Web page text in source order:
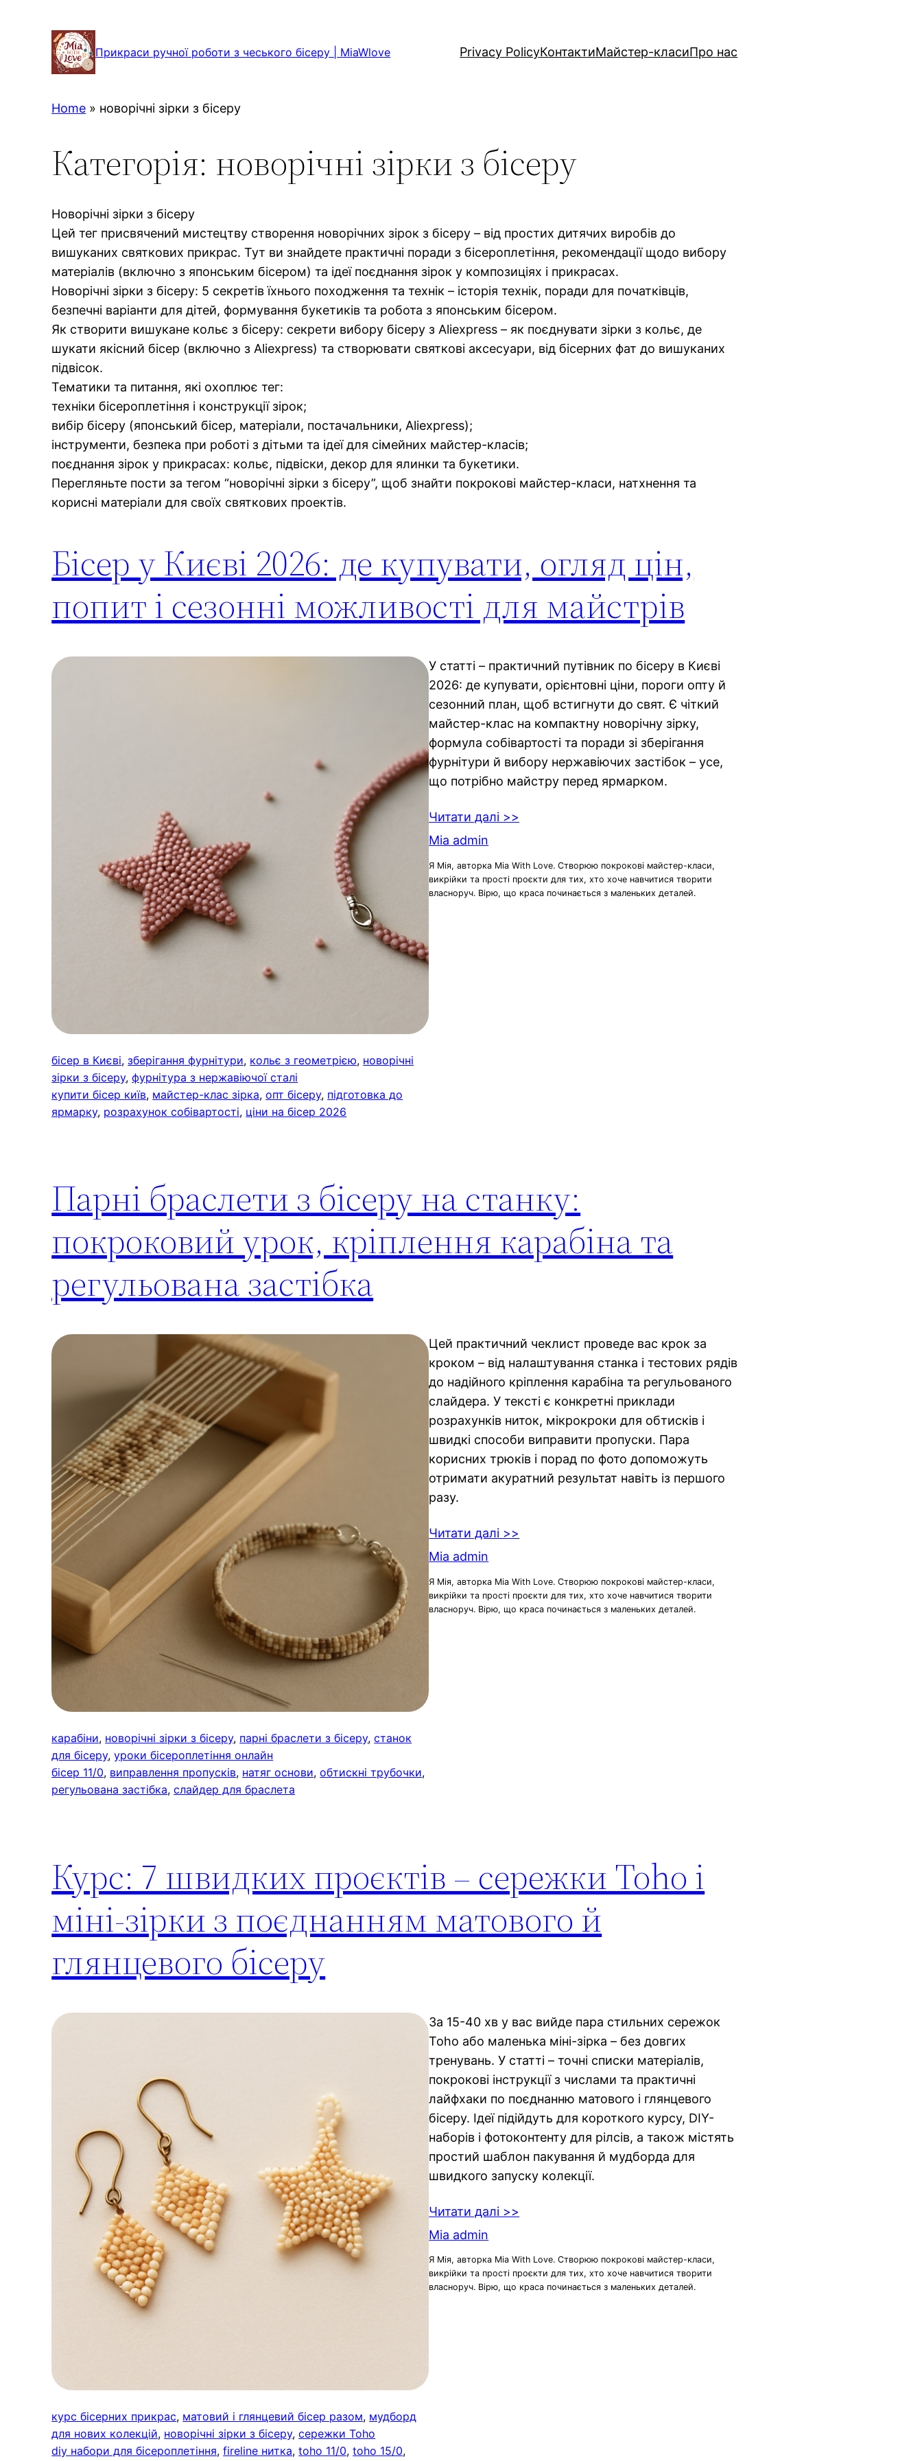
Прикраси ручної роботи з чеського бісеру | MiaWlove Privacy PolicyКонтактиМайстер-класиПро нас
Home » новорічні зірки з бісеру
Категорія: новорічні зірки з бісеру
Новорічні зірки з бісеру
Цей тег присвячений мистецтву створення новорічних зірок з бісеру – від простих дитячих виробів до
вишуканих святкових прикрас. Тут ви знайдете практичні поради з бісероплетіння, рекомендації щодо вибору
матеріалів (включно з японським бісером) та ідеї поєднання зірок у композиціях і прикрасах.
Новорічні зірки з бісеру: 5 секретів їхнього походження та технік – історія технік, поради для початківців,
безпечні варіанти для дітей, формування букетиків та робота з японським бісером.
Як створити вишукане кольє з бісеру: секрети вибору бісеру з Aliexpress – як поєднувати зірки з кольє, де
шукати якісний бісер (включно з Aliexpress) та створювати святкові аксесуари, від бісерних фат до вишуканих
підвісок.
Тематики та питання, які охоплює тег:
техніки бісероплетіння і конструкції зірок;
вибір бісеру (японський бісер, матеріали, постачальники, Aliexpress);
інструменти, безпека при роботі з дітьми та ідеї для сімейних майстер-класів;
поєднання зірок у прикрасах: кольє, підвіски, декор для ялинки та букетики.
Перегляньте пости за тегом “новорічні зірки з бісеру”, щоб знайти покрокові майстер-класи, натхнення та
корисні матеріали для своїх святкових проектів.
Бісер у Києві 2026: де купувати, огляд цін,
попит і сезонні можливості для майстрів
бісер в Києві, зберігання фурнітури, кольє з геометрією, новорічні
зірки з бісеру, фурнітура з нержавіючої сталі
купити бісер київ, майстер-клас зірка, опт бісеру, підготовка до
ярмарку, розрахунок собівартості, ціни на бісер 2026
У статті – практичний путівник по бісеру в Києві
2026: де купувати, орієнтовні ціни, пороги опту й
сезонний план, щоб встигнути до свят. Є чіткий
майстер-клас на компактну новорічну зірку,
формула собівартості та поради зі зберігання
фурнітури й вибору нержавіючих застібок – усе,
що потрібно майстру перед ярмарком.
Читати далі >>
Mia admin
Я Мія, авторка Mia With Love. Створюю покрокові майстер-класи,
викрійки та прості проєкти для тих, хто хоче навчитися творити
власноруч. Вірю, що краса починається з маленьких деталей.
Парні браслети з бісеру на станку:
покроковий урок, кріплення карабіна та
регульована застібка
карабіни, новорічні зірки з бісеру, парні браслети з бісеру, станок
для бісеру, уроки бісероплетіння онлайн
бісер 11/0, виправлення пропусків, натяг основи, обтискні трубочки
регульована застібка, слайдер для браслета
Цей практичний чеклист проведе вас крок за
кроком – від налаштування станка і тестових рядів
до надійного кріплення карабіна та регульованого
слайдера. У тексті є конкретні приклади
розрахунків ниток, мікрокроки для обтисків і
швидкі способи виправити пропуски. Пара
корисних трюків і порад по фото допоможуть
отримати акуратний результат навіть із першого
разу.
Читати далі >>
Mia admin
Я Мія, авторка Mia With Love. Створюю покрокові майстер-класи,
викрійки та прості проєкти для тих, хто хоче навчитися творити
власноруч. Вірю, що краса починається з маленьких деталей.
Курс: 7 швидких проєктів – сережки Toho і
міні-зірки з поєднанням матового й
глянцевого бісеру
курс бісерних прикрас, матовий і глянцевий бісер разом, мудборд
для нових колекцій, новорічні зірки з бісеру, сережки Toho
diy набори для бісероплетіння, fireline нитка, toho 11/0, toho 15/0
За 15-40 хв у вас вийде пара стильних сережок
Toho або маленька міні-зірка – без довгих
тренувань. У статті – точні списки матеріалів,
покрокові інструкції з числами та практичні
лайфхаки по поєднанню матового і глянцевого
бісеру. Ідеї підійдуть для короткого курсу, DIY-
наборів і фотоконтенту для рілсів, а також містять
простий шаблон пакування й мудборда для
швидкого запуску колекції.
Читати далі >>
Mia admin
Я Мія, авторка Mia With Love. Створюю покрокові майстер-класи,
викрійки та прості проєкти для тих, хто хоче навчитися творити
власноруч. Вірю, що краса починається з маленьких деталей.